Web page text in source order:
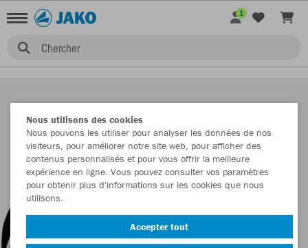
Chercher
1
Nous utilisons des cookies
Nous pouvons les utiliser pour analyser les données de nos
visiteurs, pour améliorer notre site web, pour afficher des
contenus personnalisés et pour vous offrir la meilleure
expérience en ligne. Vous pouvez consulter vos paramètres
pour obtenir plus d'informations sur les cookies que nous
utilisons.
Accepter tout